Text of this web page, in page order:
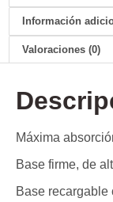
Información
Valoraciones (0)
Máxima
Base firme, de
Base recargable